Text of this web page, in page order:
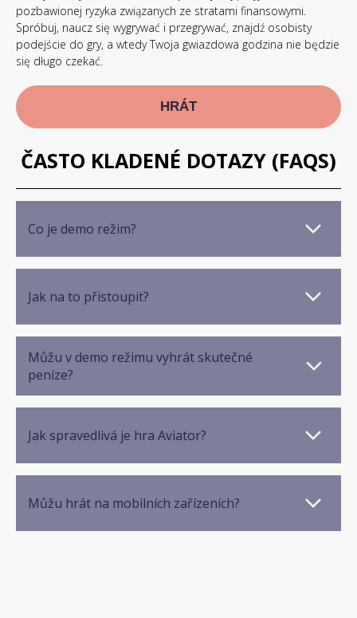
pozbawionej ryzyka związanych ze stratami finansowymi.
Spróbuj, naucz się wygrywać i przegrywać, znajdź osobisty
podejście do gry, a wtedy Twoja gwiazdowa godzina nie będzie
się długo czekać.
HRÁT
ČASTO KLADENÉ DOTAZY (FAQS)
Co je demo režim?
Jak na to přistoupit?
Můžu v demo režimu vyhrát skutečné
peníze?
Jak spravedlivá je hra Aviator?
Můžu hrát na mobilních zařízeních?